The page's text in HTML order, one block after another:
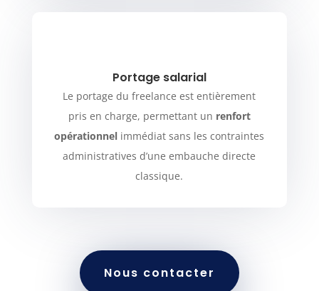
Portage salarial
Le portage du freelance est entièrement
pris en charge, permettant un renfort
opérationnel immédiat sans les contraintes
administratives d’une embauche directe
classique.
Nous contacter